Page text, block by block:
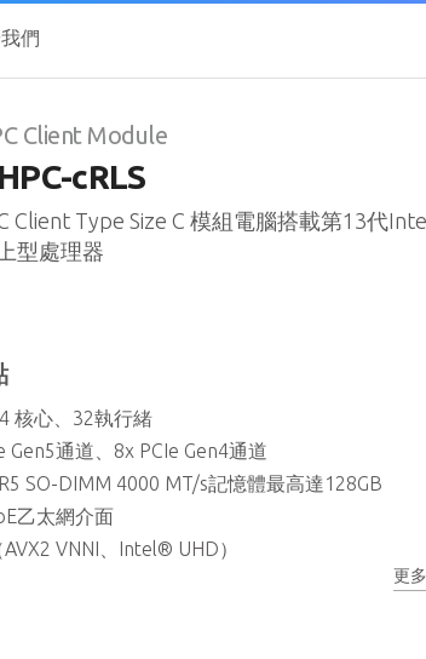
們
Client Module
cRLS
Client Type Size C 模組電腦搭載第13代
型處理器
核心、32執行緒
Gen5通道、8x PCIe Gen4通道
SO-DIMM 4000 MT/s記憶體最高達128GB
乙太網介面
VNNI、Intel® UHD）
更